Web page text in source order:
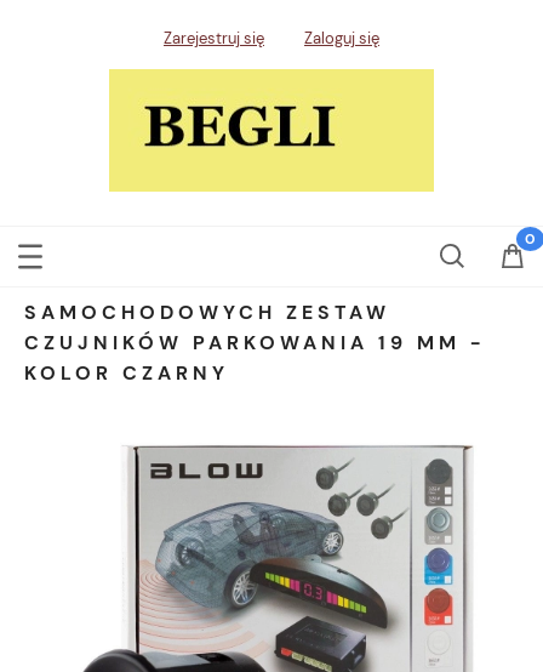
Zarejestruj się Zaloguj się
SAMOCHODOWYCH ZESTAW
CZUJNIKÓW PARKOWANIA 19 MM -
KOLOR CZARNY